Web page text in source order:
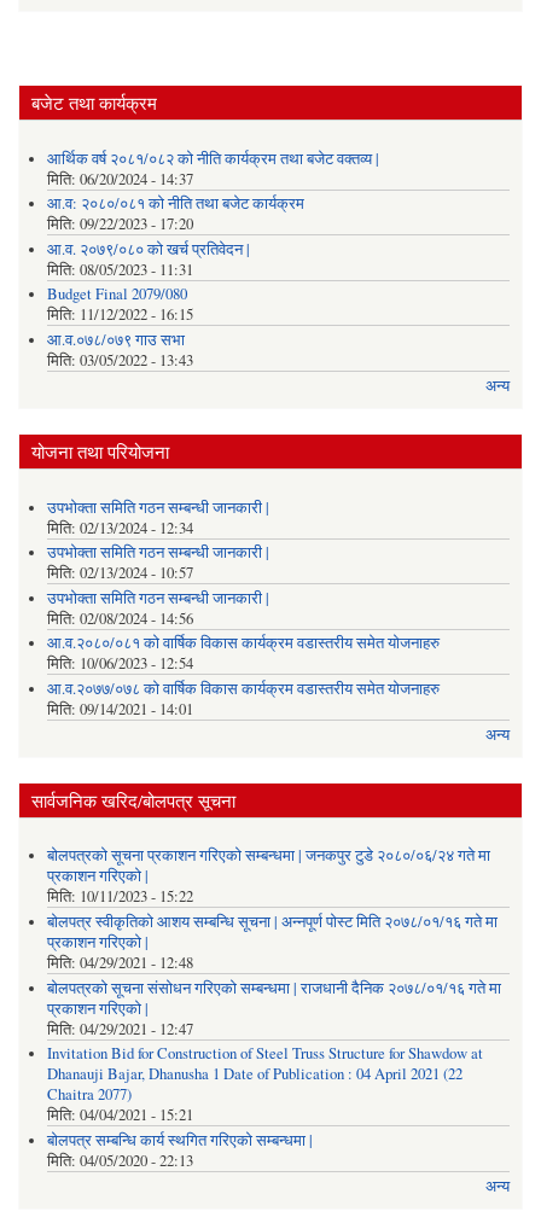
बजेट तथा कार्यक्रम
आर्थिक वर्ष २०८१/०८२ को नीति कार्यक्रम तथा बजेट वक्तव्य |
मिति: 06/20/2024 - 14:37
आ.व: २०८०/०८१ को नीति तथा बजेट कार्यक्रम
मिति: 09/22/2023 - 17:20
आ.व. २०७९/०८० को खर्च प्रतिवेदन |
मिति: 08/05/2023 - 11:31
Budget Final 2079/080
मिति: 11/12/2022 - 16:15
आ.व.०७८/०७९ गाउ सभा
मिति: 03/05/2022 - 13:43
अन्य
योजना तथा परियोजना
उपभोक्ता समिति गठन सम्बन्धी जानकारी |
मिति: 02/13/2024 - 12:34
उपभोक्ता समिति गठन सम्बन्धी जानकारी |
मिति: 02/13/2024 - 10:57
उपभोक्ता समिति गठन सम्बन्धी जानकारी |
मिति: 02/08/2024 - 14:56
आ.व.२०८०/०८१ को वार्षिक विकास कार्यक्रम वडास्तरीय समेत योजनाहरु
मिति: 10/06/2023 - 12:54
आ.व.२०७७/०७८ को वार्षिक विकास कार्यक्रम वडास्तरीय समेत योजनाहरु
मिति: 09/14/2021 - 14:01
अन्य
सार्वजनिक खरिद/बोलपत्र सूचना
बोलपत्रको सूचना प्रकाशन गरिएको सम्बन्धमा | जनकपुर टुडे २०८०/०६/२४ गते मा
प्रकाशन गरिएको |
मिति: 10/11/2023 - 15:22
बोलपत्र स्वीकृतिको आशय सम्बन्धि सूचना | अन्नपूर्ण पोस्ट मिति २०७८/०१/१६ गते मा
प्रकाशन गरिएको |
मिति: 04/29/2021 - 12:48
बोलपत्रको सूचना संसोधन गरिएको सम्बन्धमा | राजधानी दैनिक २०७८/०१/१६ गते मा
प्रकाशन गरिएको |
मिति: 04/29/2021 - 12:47
Invitation Bid for Construction of Steel Truss Structure for Shawdow at
Dhanauji Bajar, Dhanusha 1 Date of Publication : 04 April 2021 (22
Chaitra 2077)
मिति: 04/04/2021 - 15:21
बोलपत्र सम्बन्धि कार्य स्थगित गरिएको सम्बन्धमा |
मिति: 04/05/2020 - 22:13
अन्य